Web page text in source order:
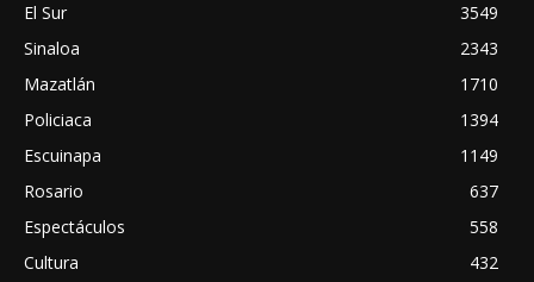
El Sur
3549
Sinaloa
2343
Mazatlán
1710
Policiaca
1394
Escuinapa
1149
Rosario
637
Espectáculos
558
Cultura
432